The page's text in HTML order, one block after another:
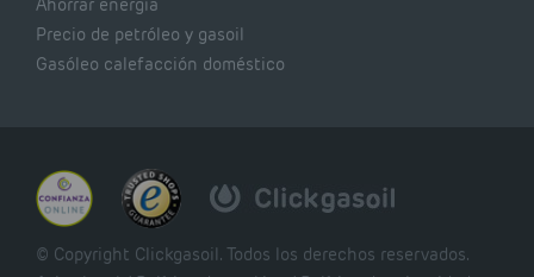
Precio de petróleo y gasoil
Gasóleo calefacción doméstico
© Copyright Clickgasoil. Todos los derechos reservados.